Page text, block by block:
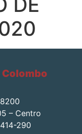
Colombo
– Centro
290